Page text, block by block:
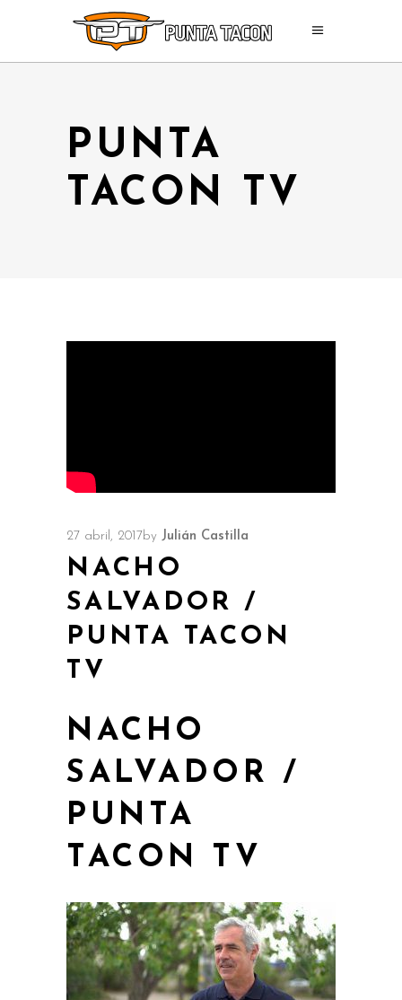
PUNTA
TACON TV
27 abril, 2017 by Julián Castilla
NACHO
SALVADOR /
PUNTA TACON
TV
NACHO
SALVADOR /
PUNTA
TACON TV